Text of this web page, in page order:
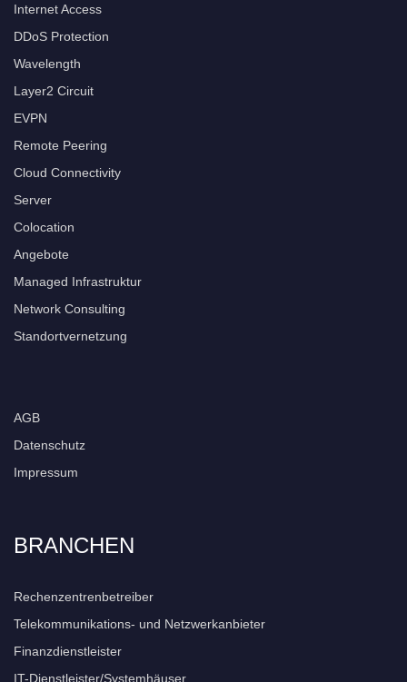
Internet Access
DDoS Protection
Wavelength
Layer2 Circuit
EVPN
Remote Peering
Cloud Connectivity
Server
Colocation
Angebote
Managed Infrastruktur
Network Consulting
Standortvernetzung
AGB
Datenschutz
Impressum
BRANCHEN
Rechenzentrenbetreiber
Telekommunikations- und Netzwerkanbieter
Finanzdienstleister
IT-Dienstleister/Systemhäuser